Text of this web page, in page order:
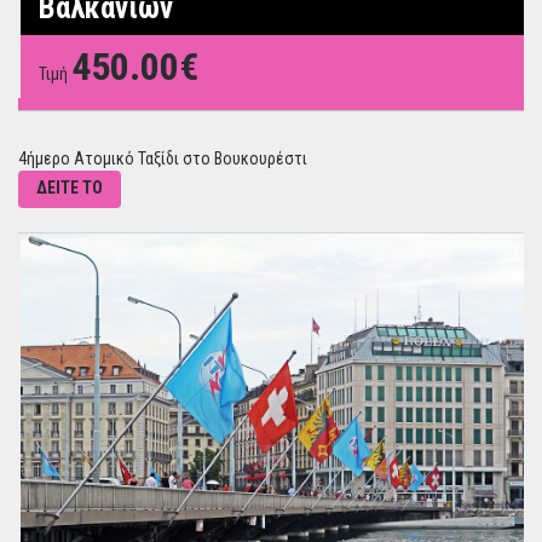
Βαλκανίων
Τιμή 450.00€
4ήμερο Ατομικό Ταξίδι στο Βουκουρέστι
ΔΕΙΤΕ ΤΟ